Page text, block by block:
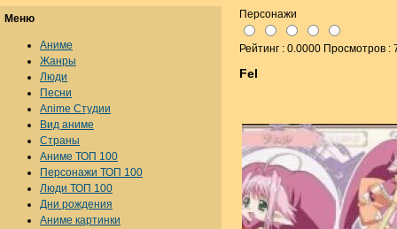
Персонажи
Рейтинг : 0.0000 Просмотров :
Fel
Меню
Аниме
Жанры
Люди
Песни
Anime Студии
Вид аниме
Страны
Аниме ТОП 100
Персонажи ТОП 100
Люди ТОП 100
Дни рождения
Аниме картинки